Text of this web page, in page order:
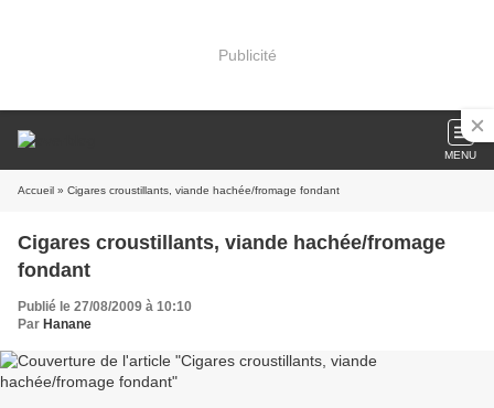
Publicité
MENU
Accueil » Cigares croustillants, viande hachée/fromage fondant
Cigares croustillants, viande hachée/fromage
fondant
Publié le 27/08/2009 à 10:10
Par Hanane